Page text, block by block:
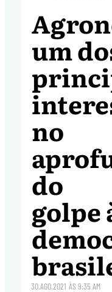
um
no
do
golpe
30.AGO.2021 ÀS9:35 AM